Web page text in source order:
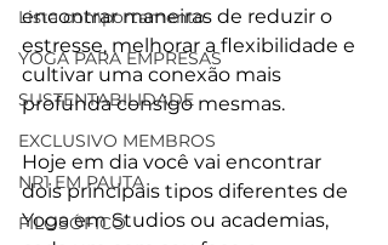
Lista comportamento
YOGA PARA EMPRESAS
SUSTENTABILIDADE
EXCLUSIVO MEMBROS
NR1 EM PAUTA
FILOSÓFICO
encontrar maneiras de reduzir o
estresse, melhorar a flexibilidade e
cultivar uma conexão mais
profunda consigo mesmas.
Hoje em dia você vai encontrar
dois principais tipos diferentes de
Yoga em Studios ou academias,